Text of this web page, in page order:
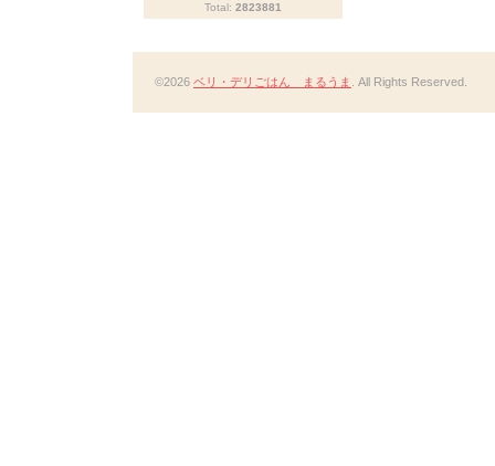
Total: 2823881
©2026 ベリ・デリごはん まるうま . All Rights Reserved.